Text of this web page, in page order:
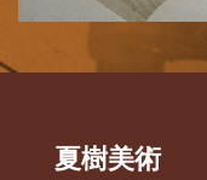
夏樹美術